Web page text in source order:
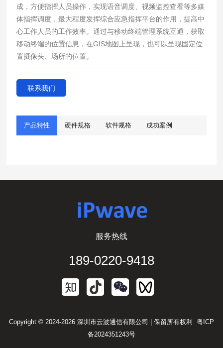
成，方便指挥人员操作，实现语音调度、视频监控查看等多媒
体指挥调度，最大程度发挥综合应急指挥平台的作用，提高中
心工作人员的工作效率。通过与移动终端管理系统互通，获取
移动终端的位置信息，在GIS地图上呈现，也可以呈现固定位
置摄像头、场所的位置。
联系我们
产品特性 硬件规格 软件规格 成功案例
服务热线
189-0220-9418
Copyright © 2024-2026 深圳市云波通信有限公司 | 保留所有权利 粤ICP
备2024351243号